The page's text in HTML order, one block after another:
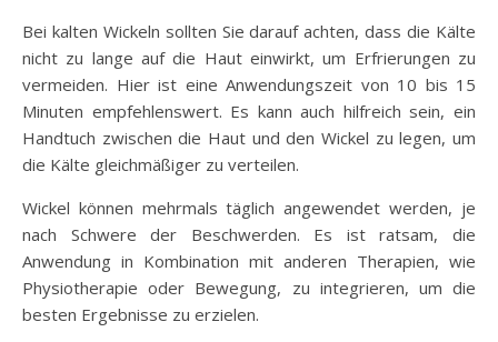
Bei kalten Wickeln sollten Sie darauf achten, dass die Kälte
nicht zu lange auf die Haut einwirkt, um Erfrierungen zu
vermeiden. Hier ist eine Anwendungszeit von 10 bis 15
Minuten empfehlenswert. Es kann auch hilfreich sein, ein
Handtuch zwischen die Haut und den Wickel zu legen, um
die Kälte gleichmäßiger zu verteilen.
Wickel können mehrmals täglich angewendet werden, je
nach Schwere der Beschwerden. Es ist ratsam, die
Anwendung in Kombination mit anderen Therapien, wie
Physiotherapie oder Bewegung, zu integrieren, um die
besten Ergebnisse zu erzielen.